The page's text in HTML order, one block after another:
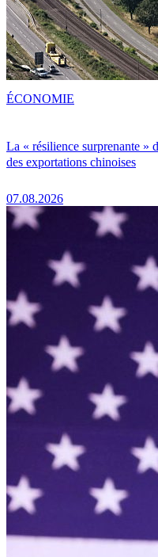
La « résilience surprenante »
des exportations chinoises
07.08.2026
ÉCONOMIE